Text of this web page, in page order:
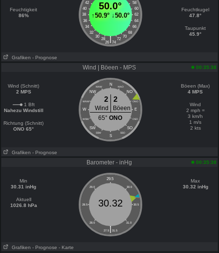
Feuchtigkeit
86%
42
58
40
60
38
62
36
64
34
66
32
68
30
70
28 72
|
26 74
50.0°
↑50.9°↓50.0°
Feuchtkugel
47.8°
Taupunkt
45.9°
Grafiken - Prognose
Wind | Böeen - MPS 00:35:38
Wind (Schnitt)
2 MPS
1 Bft
Nahezu Windstill
Richtung (Schnitt)
ONO 65°
N
NNW NNO
NW NO
WNW ONO
W E
WSW OSO
SW SO
SSW SSO
S
2 2
Wind
Böeen
65°ONO
Böeen (Max)
4 MPS
Wind
2 mph =
3 km/h
1 m/s
2 kts
Grafiken - Prognose
Barometer - inHg 00:35:38
Min
30.31 inHg
Aktuell
1026.8 hPa
29.5
29.0 30.0
28.5 30.5
28.0 31.0
|
27.5 31.5
30.32
Max
30.32 inHg
Grafiken - Prognose - Karte